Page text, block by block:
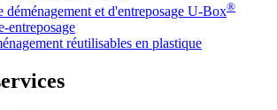
déménagement et d'entreposage U-Box®
entreposage
réutilisables en plastique